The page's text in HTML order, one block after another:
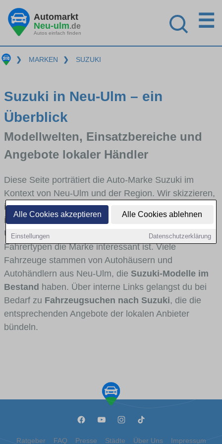
Alle Cookies akzeptieren Alle Cookies ablehnen
Einstellungen Datenschutzerklärung
Automarkt
Neu-ulm.de
Autos einfach finden
☰
❯ MARKEN ❯ SUZUKI
Suzuki in Neu-Ulm – ein
Überblick
Modellwelten, Einsatzbereiche und
Angebote lokaler Händler
Diese Seite porträtiert die Auto-Marke Suzuki im
Kontext von Neu-Ulm und der Region. Wir skizzieren,
in welchen Fahrzeugklassen Suzuki stark vertreten
ist, welche Modellreihen häufig im Stadt- und
Umlandverkehr zu sehen sind und für welche
Fahrertypen die Marke interessant ist. Viele
Fahrzeuge stammen von Autohäusern und
Autohändlern aus Neu-Ulm, die Suzuki-Modelle im
Bestand haben. Über interne Links gelangst du bei
Bedarf zu Fahrzeugsuchen nach Suzuki, die die
entsprechenden Angebote der lokalen Anbieter
bündeln.
Ratgeber FAQ Presse Städte Über Uns Impressum